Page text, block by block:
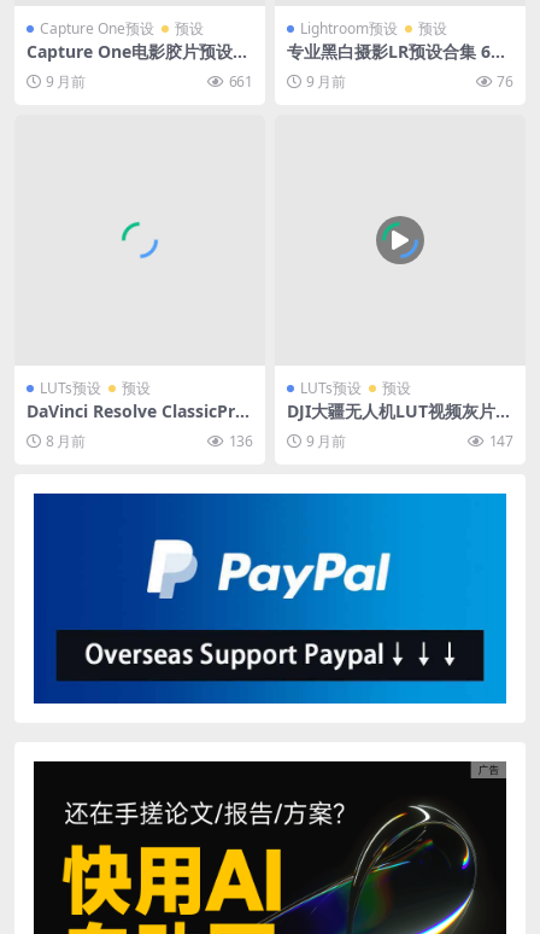
Capture One预设 预设
Capture One电影胶片预设全
集 经典柯达富士色彩 专业RA
W调色利器Classic Film Style
s for Capture One – Full Col
9 月前 661
Lightroom预设 预设
专业黑白摄影LR预设合集 60
款单色胶片婚礼人像调色滤镜
9 月前 76
LUTs预设 预设
DaVinci Resolve ClassicPrin
t 35mm胶片模拟调色预设 V5
版电影感色彩分级节点与LUT
8 月前 136
LUTs预设 预设
DJI大疆无人机LUT视频灰片还
原调色预设 10款电影级航拍色
彩分级工具包
9 月前 147